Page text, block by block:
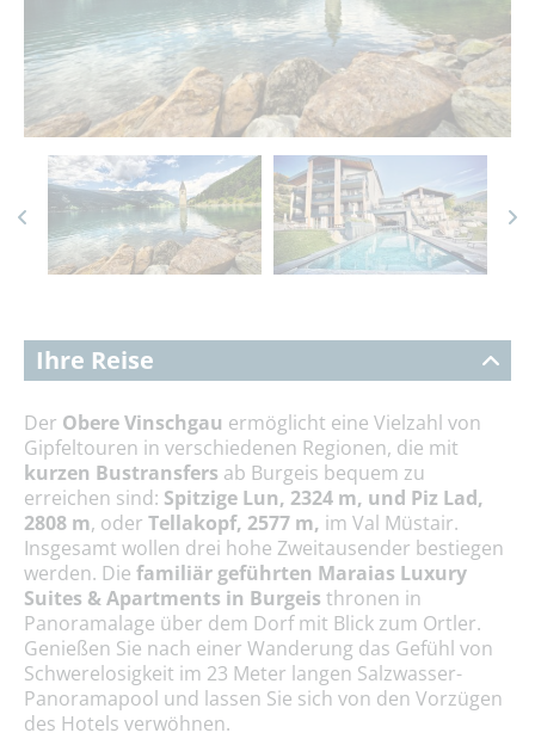
Ihre Reise
Der Obere Vinschgau ermöglicht eine Vielzahl von
Gipfeltouren in verschiedenen Regionen, die mit
kurzen Bustransfers ab Burgeis bequem zu
erreichen sind: Spitzige Lun, 2324 m, und Piz Lad,
2808 m, oder Tellakopf, 2577 m, im Val Müstair.
Insgesamt wollen drei hohe Zweitausender bestiegen
werden. Die familiär geführten Maraias Luxury
Suites & Apartments in Burgeis thronen in
Panoramalage über dem Dorf mit Blick zum Ortler.
Genießen Sie nach einer Wanderung das Gefühl von
Schwerelosigkeit im 23 Meter langen Salzwasser-
Panoramapool und lassen Sie sich von den Vorzügen
des Hotels verwöhnen.